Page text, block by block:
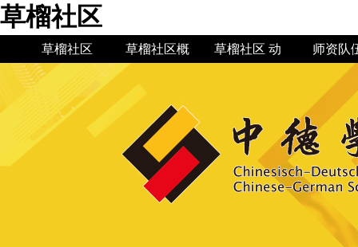
草榴社区
草榴社区 草榴社区概
草榴社区简
介
草榴社
史
草榴社区 动
闻
规章制
师资队
教授博
专业建